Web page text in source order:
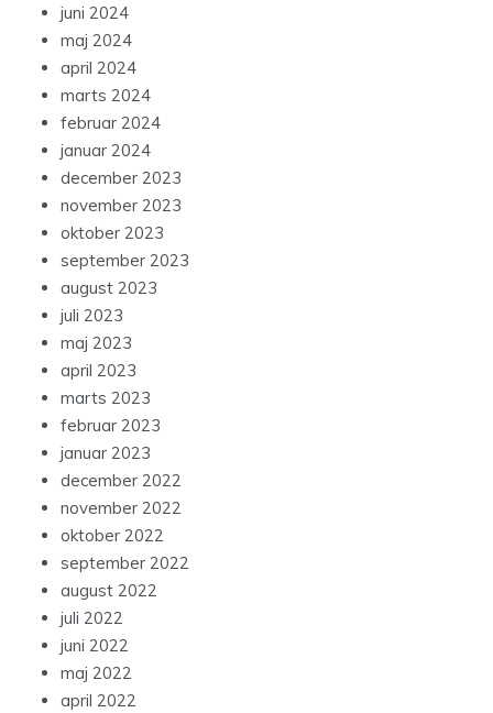
juni 2024
maj 2024
april 2024
marts 2024
februar 2024
januar 2024
december 2023
november 2023
oktober 2023
september 2023
august 2023
juli 2023
maj 2023
april 2023
marts 2023
februar 2023
januar 2023
december 2022
november 2022
oktober 2022
september 2022
august 2022
juli 2022
juni 2022
maj 2022
april 2022